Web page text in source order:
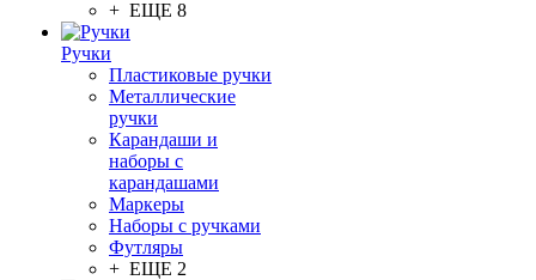
+ ЕЩЕ 8
Ручки
Пластиковые ручки
Металлические
ручки
Карандаши и
наборы с
карандашами
Маркеры
Наборы с ручками
Футляры
+ ЕЩЕ 2